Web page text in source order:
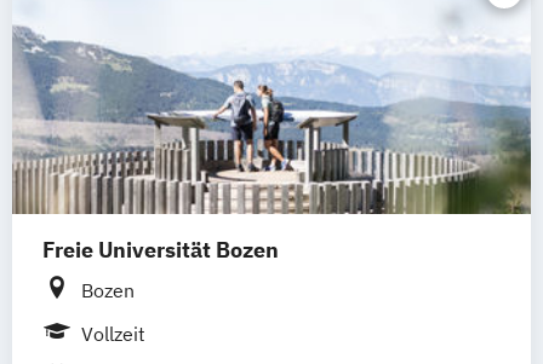
Freie Universität Bozen
Bozen
Vollzeit